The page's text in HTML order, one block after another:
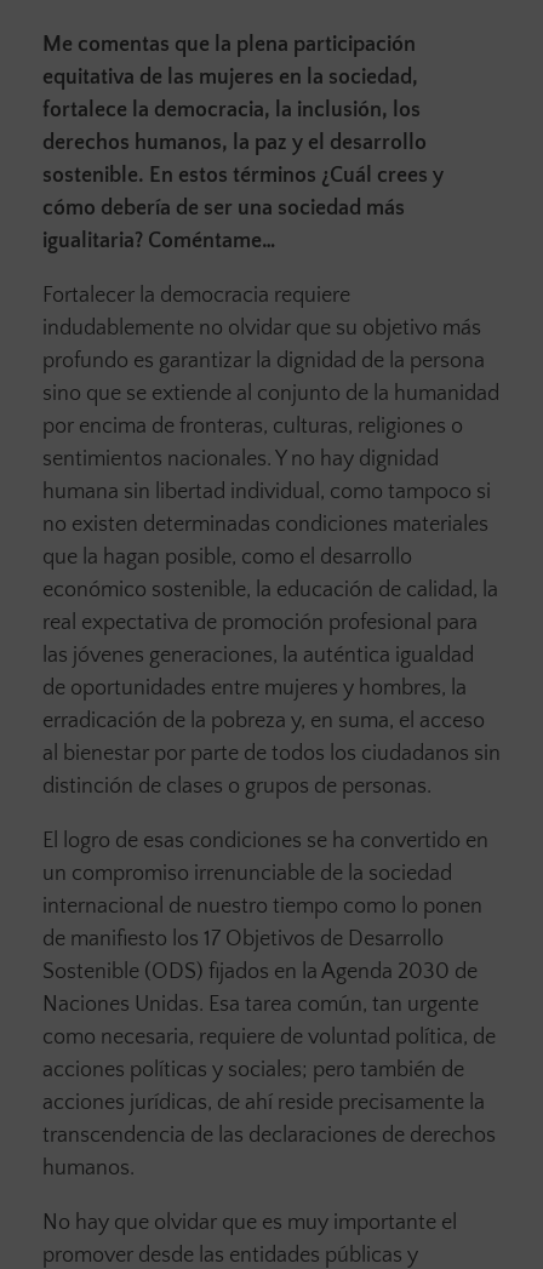
Me comentas que la plena participación
equitativa de las mujeres en la sociedad,
fortalece la democracia, la inclusión, los
derechos humanos, la paz y el desarrollo
sostenible. En estos términos ¿Cuál crees y
cómo debería de ser una sociedad más
igualitaria? Coméntame…
Fortalecer la democracia requiere
indudablemente no olvidar que su objetivo más
profundo es garantizar la dignidad de la persona
sino que se extiende al conjunto de la humanidad
por encima de fronteras, culturas, religiones o
sentimientos nacionales. Y no hay dignidad
humana sin libertad individual, como tampoco si
no existen determinadas condiciones materiales
que la hagan posible, como el desarrollo
económico sostenible, la educación de calidad, la
real expectativa de promoción profesional para
las jóvenes generaciones, la auténtica igualdad
de oportunidades entre mujeres y hombres, la
erradicación de la pobreza y, en suma, el acceso
al bienestar por parte de todos los ciudadanos sin
distinción de clases o grupos de personas.
El logro de esas condiciones se ha convertido en
un compromiso irrenunciable de la sociedad
internacional de nuestro tiempo como lo ponen
de manifiesto los 17 Objetivos de Desarrollo
Sostenible (ODS) fijados en la Agenda 2030 de
Naciones Unidas. Esa tarea común, tan urgente
como necesaria, requiere de voluntad política, de
acciones políticas y sociales; pero también de
acciones jurídicas, de ahí reside precisamente la
transcendencia de las declaraciones de derechos
humanos.
No hay que olvidar que es muy importante el
promover desde las entidades públicas y